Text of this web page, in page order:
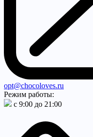
opt@chocoloves.ru
Режим работы:
с 9:00 до 21:00